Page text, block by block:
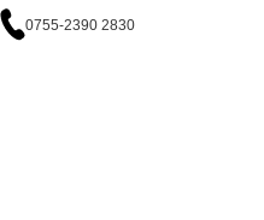
0755-2390 2830